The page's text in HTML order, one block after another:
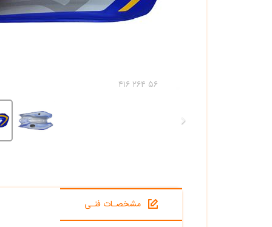
۴۱۶ ۲۶۴ ۵۶
مشخصـات فنـی